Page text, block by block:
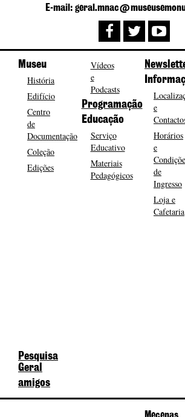
E-mail:
Museu
História
Edifício
Centro
de
Documentação
Coleção
Edições
Vídeos
e
Podcasts
Programação
Educação
Serviço
Educativo
Materiais
Pedagógicos
e
Horários
e
de
Ingresso
Loja e
Cafetaria
Pesquisa
Geral
amigos